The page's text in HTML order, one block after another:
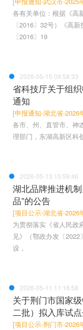
各有关单位：根据《高
〔2016〕32号）《高
〔2016〕19
2026-05-15 09:58:33
省科技厅关于组
通知
[申报通知-湖北省-2026
各市、州、直管市、神
理部门，东湖高新区科
2026-05-13 15:59:46
湖北品牌推进机
品”的公告
[项目公示-湖北省-2026
为贯彻落实《省人民政
见》（鄂政办发〔
设，
2026-05-11 11:16:58
关于荆门市国家
二批）拟入库试
[项目公示-荆门市-2026